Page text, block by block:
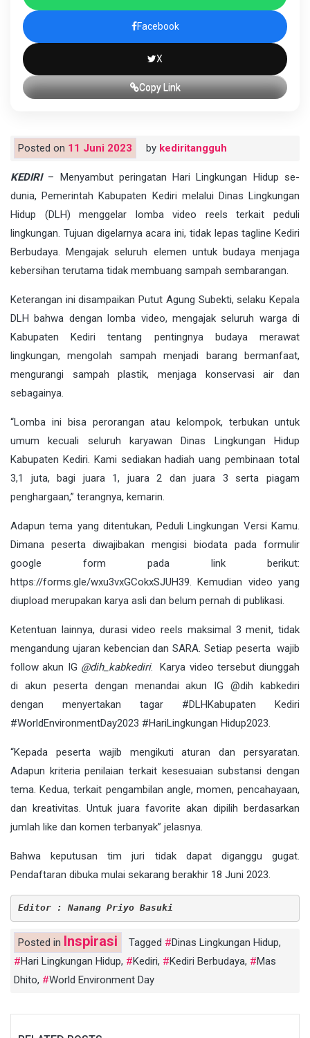
Facebook
X
Copy Link
Posted on 11 Juni 2023 by kediritangguh
KEDIRI– Menyambut peringatan Hari Lingkungan Hidup se-
dunia, Pemerintah Kabupaten Kediri melalui Dinas Lingkungan
Hidup (DLH) menggelar lomba video reels terkait peduli
lingkungan. Tujuan digelarnya acara ini, tidak lepas tagline Kediri
Berbudaya. Mengajak seluruh elemen untuk budaya menjaga
kebersihan terutama tidak membuang sampah sembarangan.
Keterangan ini disampaikan Putut Agung Subekti, selaku Kepala
DLH bahwa dengan lomba video, mengajak seluruh warga di
Kabupaten Kediri tentang pentingnya budaya merawat
lingkungan, mengolah sampah menjadi barang bermanfaat,
mengurangi sampah plastik, menjaga konservasi air dan
sebagainya.
“Lomba ini bisa perorangan atau kelompok, terbukan untuk
umum kecuali seluruh karyawan Dinas Lingkungan Hidup
Kabupaten Kediri. Kami sediakan hadiah uang pembinaan total
3,1 juta, bagi juara 1, juara 2 dan juara 3 serta piagam
penghargaan,” terangnya, kemarin.
Adapun tema yang ditentukan, Peduli Lingkungan Versi Kamu.
Dimana peserta diwajibakan mengisi biodata pada formulir
google form pada link berikut:
https://forms.gle/wxu3vxGCokxSJUH39. Kemudian video yang
diupload merupakan karya asli dan belum pernah di publikasi.
Ketentuan lainnya, durasi video reels maksimal 3 menit, tidak
mengandung ujaran kebencian dan SARA. Setiap peserta wajib
follow akun IG @dih_kabkediri. Karya video tersebut diunggah
di akun peserta dengan menandai akun IG @dih kabkediri
dengan menyertakan tagar #DLHKabupaten Kediri
#WorldEnvironmentDay2023 #HariLingkungan Hidup2023.
“Kepada peserta wajib mengikuti aturan dan persyaratan.
Adapun kriteria penilaian terkait kesesuaian substansi dengan
tema. Kedua, terkait pengambilan angle, momen, pencahayaan,
dan kreativitas. Untuk juara favorite akan dipilih berdasarkan
jumlah like dan komen terbanyak” jelasnya.
Bahwa keputusan tim juri tidak dapat diganggu gugat.
Pendaftaran dibuka mulai sekarang berakhir 18 Juni 2023.
Editor : Nanang Priyo Basuki
Posted in Inspirasi Tagged Dinas Lingkungan Hidup,
Hari Lingkungan Hidup, Kediri, Kediri Berbudaya,
Mas
Dhito, World Environment Day